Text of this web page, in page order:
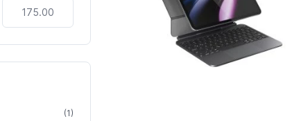
(1)product